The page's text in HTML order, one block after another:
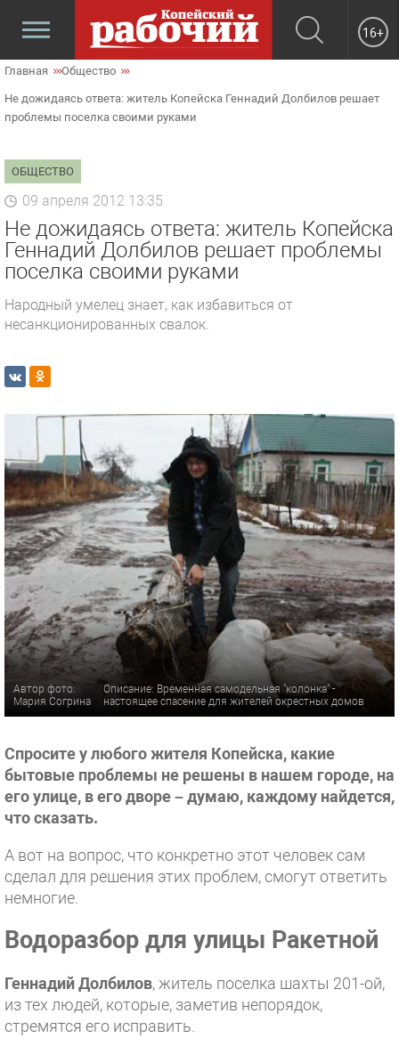
16+
Главная Общество
Не дожидаясь ответа: житель Копейска Геннадий Долбилов решает
проблемы поселка своими руками
ОБЩЕСТВО
09 апреля 2012 13:35
Не дожидаясь ответа: житель Копейска
Геннадий Долбилов решает проблемы
поселка своими руками
Народный умелец знает, как избавиться от
несанкционированных свалок.
Автор фото:
Мария Согрина
Описание: Временная самодельная "колонка" -
настоящее спасение для жителей окрестных домов
Спросите у любого жителя Копейска, какие
бытовые проблемы не решены в нашем городе, на
его улице, в его дворе – думаю, каждому найдется,
что сказать.
А вот на вопрос, что конкретно этот человек сам
сделал для решения этих проблем, смогут ответить
немногие.
Водоразбор для улицы Ракетной
Геннадий Долбилов, житель поселка шахты 201-ой,
из тех людей, которые, заметив непорядок,
стремятся его исправить.